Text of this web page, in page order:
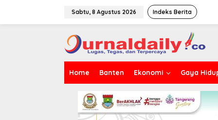
Sabtu, 8 Agustus 2026 Indeks Berita
Home Banten Ekonomi Gaya